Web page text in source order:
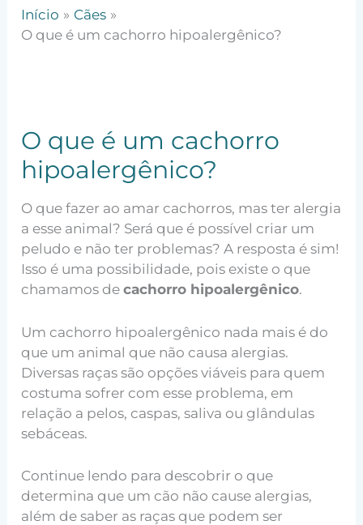
Início
Cães
O que é um cachorro hipoalergênico?
O que é um cachorro
hipoalergênico?
O que fazer ao amar cachorros, mas ter alergia
a esse animal? Será que é possível criar um
peludo e não ter problemas? A resposta é sim!
Isso é uma possibilidade, pois existe o que
chamamos decachorro hipoalergênico.
Um cachorro hipoalergênico nada mais é do
que um animal que não causa alergias.
Diversas raças são opções viáveis para quem
costuma sofrer com esse problema, em
relação a pelos, caspas, saliva ou glândulas
sebáceas.
Continue lendo para descobrir o que
determina que um cão não cause alergias,
além de saber as raças que podem ser